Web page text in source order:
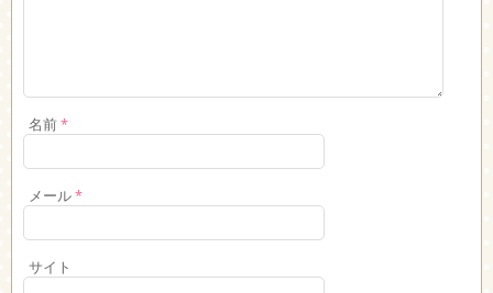
名前*
メール*
サイト